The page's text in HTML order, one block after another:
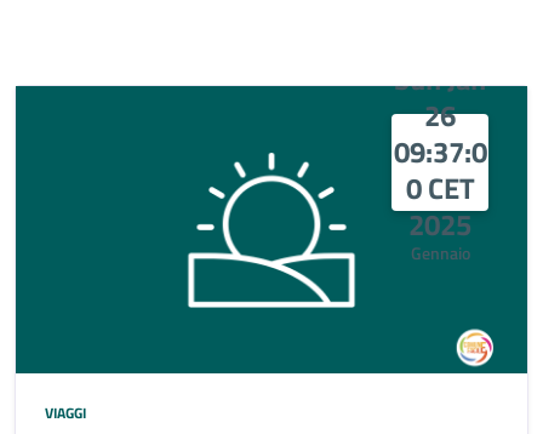
Sun Jan
26
09:37:0
0 CET
2025
Gennaio
VIAGGI